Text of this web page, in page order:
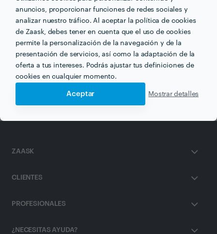
anuncios, proporcionar funciones de redes sociales y
analizar nuestro tráfico. Al aceptar la política de cookies
de Zaask, debes tener en cuenta que el uso de cookies
permite la personalización de la navegación y de la
presentación de servicios, así como la adaptación de la
oferta a tus intereses. Podrás ajustar tus definiciones de
cookies en cualquier momento.
Aceptar Mostrar detalles
Otros servicios proporcionados por Sava
Empresas de Aislamiento en a-coruna
ZAASK
CLIENTES
PROFESIONALES
¿NECESITAS AYUDA?